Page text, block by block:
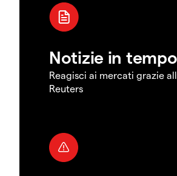
Notizie in
Reagisci ai mercati grazie
Reuters